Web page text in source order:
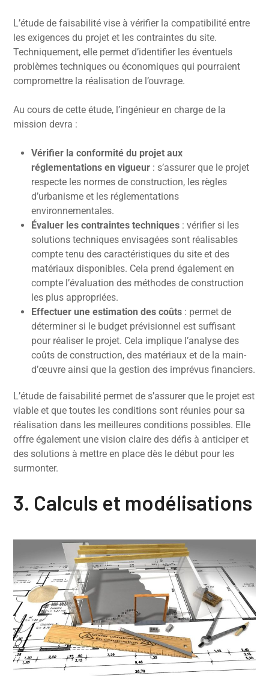
L’étude de faisabilité vise à vérifier la compatibilité entre
les exigences du projet et les contraintes du site.
Techniquement, elle permet d’identifier les éventuels
problèmes techniques ou économiques qui pourraient
compromettre la réalisation de l’ouvrage.
Au cours de cette étude, l’ingénieur en charge de la
mission devra :
Vérifier la conformité du projet aux
réglementations en vigueur : s’assurer que le projet
respecte les normes de construction, les règles
d’urbanisme et les réglementations
environnementales.
Évaluer les contraintes techniques : vérifier si les
solutions techniques envisagées sont réalisables
compte tenu des caractéristiques du site et des
matériaux disponibles. Cela prend également en
compte l’évaluation des méthodes de construction
les plus appropriées.
Effectuer une estimation des coûts : permet de
déterminer si le budget prévisionnel est suffisant
pour réaliser le projet. Cela implique l’analyse des
coûts de construction, des matériaux et de la main-
d’œuvre ainsi que la gestion des imprévus financiers.
L’étude de faisabilité permet de s’assurer que le projet est
viable et que toutes les conditions sont réunies pour sa
réalisation dans les meilleures conditions possibles. Elle
offre également une vision claire des défis à anticiper et
des solutions à mettre en place dès le début pour les
surmonter.
3. Calculs et modélisations